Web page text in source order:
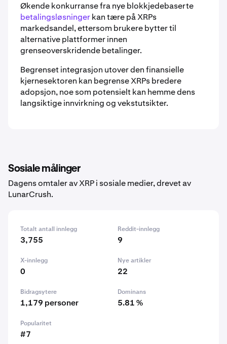
Økende konkurranse fra nye blokkjedebaserte
betalingsløsningerkan tære på XRPs
markedsandel, ettersom brukere bytter til
alternative plattformer innen
grenseoverskridende betalinger.
Begrenset integrasjon utover den finansielle
kjernesektoren kan begrense XRPs bredere
adopsjon, noe som potensielt kan hemme dens
langsiktige innvirkning og vekstutsikter.
Sosiale målinger
Dagens omtaler av XRP i sosiale medier, drevet av
LunarCrush.
Totalt antall innlegg
3,755
Reddit-innlegg
9
X-innlegg
0
Nye artikler
22
Bidragsytere
1,179 personer
Dominans
5.81 %
Popularitet
#7